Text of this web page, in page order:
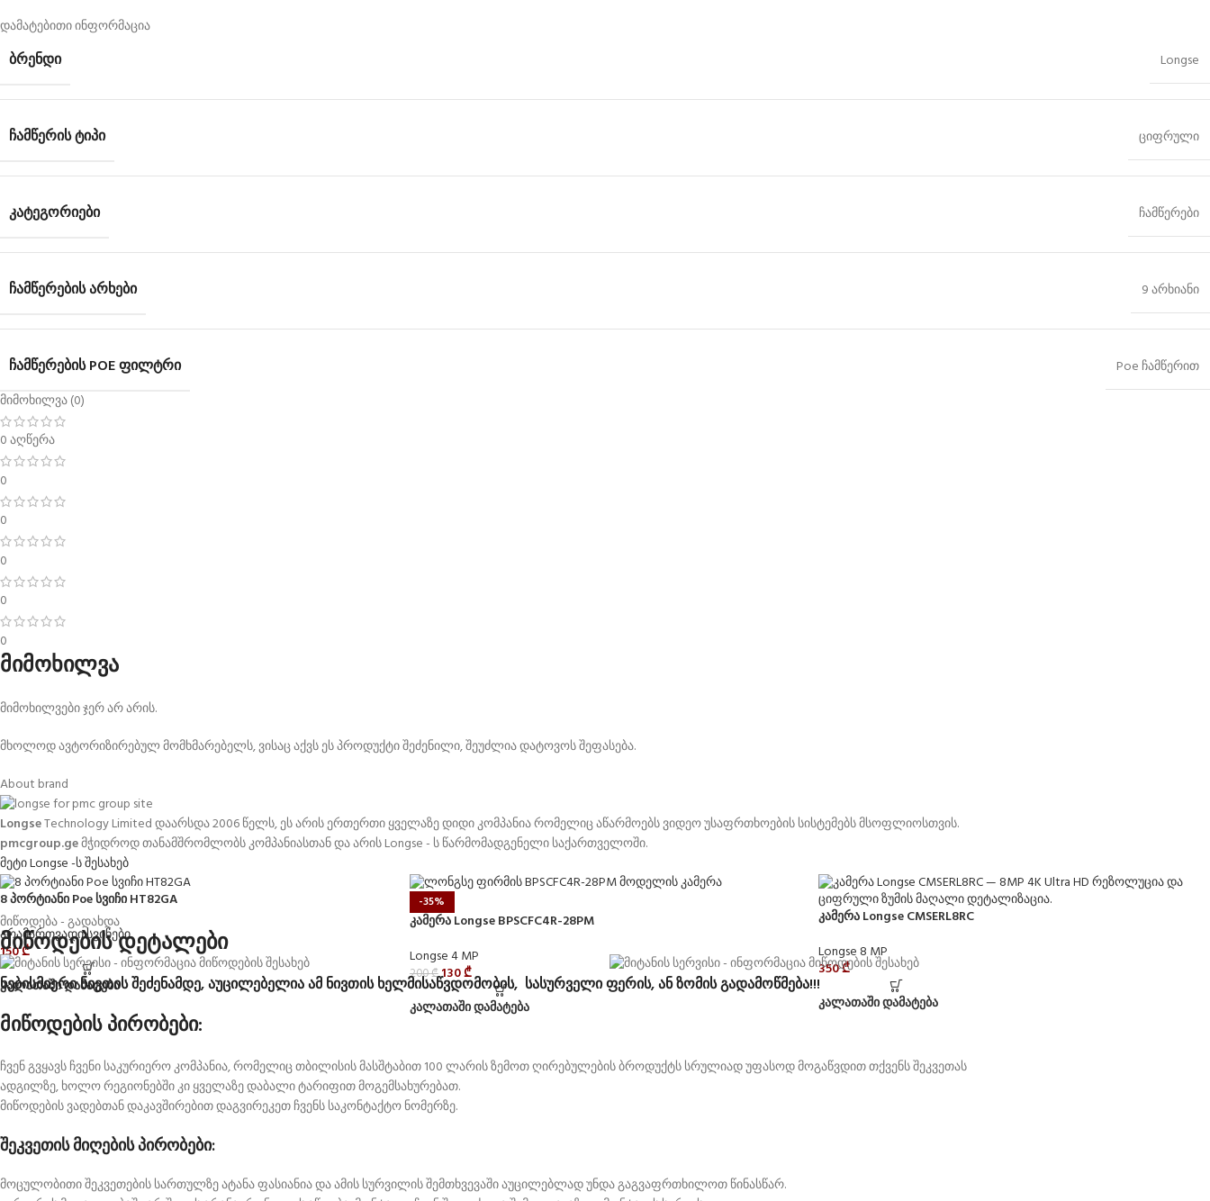
დამატებითი ინფორმაცია
ᲑᲠᲔᲜᲓᲘ Longse
ᲩᲐᲛᲬᲔᲠᲘᲡ ᲢᲘᲞᲘ ციფრული
ᲙᲐᲢᲔᲒᲝᲠᲘᲔᲑᲘ ჩამწერები
ᲩᲐᲛᲬᲔᲠᲔᲑᲘᲡ ᲐᲠᲮᲔᲑᲘ 9 არხიანი
ᲩᲐᲛᲬᲔᲠᲔᲑᲘᲡ POE ᲤᲘᲚᲢᲠᲘ
Poe ჩამწერით
მიმოხილვა (0)
0 აღწერა
0
0
0
0
0
მიმოხილვა
მიმოხილვები ჯერ არ არის.
მხოლოდ ავტორიზირებულ მომხმარებელს, ვისაც აქვს ეს პროდუქტი შეძენილი, შეუძლია დატოვოს შეფასება.
About brand
LongseTechnology Limited დაარსდა 2006 წელს,ეს არის ერთერთი ყველაზე დიდი კომპანია რომელიც აწარმოებს ვიდეო უსაფრთხოების სისტემებს მსოფლიოსთვის.
pmcgroup.geმჭიდროდ თანამშრომლობს კომპანიასთან და არის Longse - ს წარმომადგენელი საქართველოში.
მეტი Longse -ს შესახებ
8 პორტიანი Poe სვიჩი HT82GA
არამართვადი სვიჩები
150₾
კალათაში დამატება
-35%
კამერა Longse BPSCFC4R-28PM
Longse 4 MP
200₾130₾
კალათაში დამატება
კამერა Longse CMSERL8RC
Longse 8 MP
350₾
კალათაში დამატება
მიწოდება - გადახდა
მიწოდების დეტალები
ნებისმიერი ნივთის შეძენამდე, აუცილებელია ამ ნივთის ხელმისაწვდომობის, სასურველი ფერის, ან ზომის გადამოწმება!!!
მიწოდების პირობები:
ჩვენ გვყავს ჩვენი საკურიერო კომპანია, რომელიც თბილისის მასშტაბით 100 ლარის ზემოთ ღირებულების ბროდუქტს სრულიად უფასოდ მოგაწვდით თქვენს შეკვეთას
ადგილზე, ხოლო რეგიონებში კი ყველაზე დაბალი ტარიფით მოგემსახურებათ.
მიწოდების ვადებთან დაკავშირებით დაგვირეკეთ ჩვენს საკონტაქტო ნომერზე.
შეკვეთის მიღების პირობები:
მოცულობითი შეკვეთების სართულზე ატანა ფასიანია და ამის სურვილის შემთხვევაში აუცილებლად უნდა გაგვაფრთხილოთ წინასწარ.